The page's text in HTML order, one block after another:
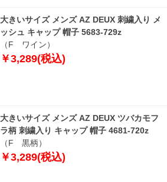
大きいサイズ メンズ AZ DEUX 刺繍入り メ
ッシュ キャップ 帽子 5683-729z
（F ワイン）
￥3,289(税込)
大きいサイズ メンズ AZ DEUX ツバカモフ
ラ柄 刺繍入り キャップ 帽子 4681-720z
（F 黒柄）
￥3,289(税込)